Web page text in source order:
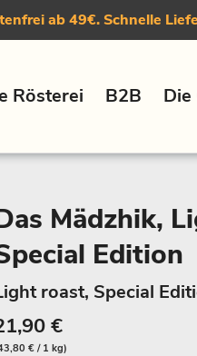
ab 49€. Schnelle
Rösterei B2B Die
Mädzhik,
Edition
roast, Special
€
€ / 1 kg)